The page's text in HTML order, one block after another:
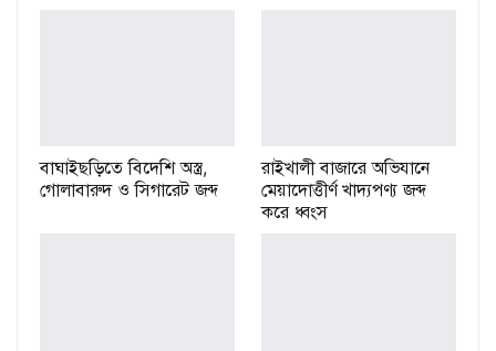
বাঘাইছড়িতে বিদেশি অস্ত্র,
গোলাবারুদ ও সিগারেট জব্দ
রাইখালী বাজারে অভিযানে
মেয়াদোত্তীর্ণ খাদ্যপণ্য জব্দ
করে ধ্বংস